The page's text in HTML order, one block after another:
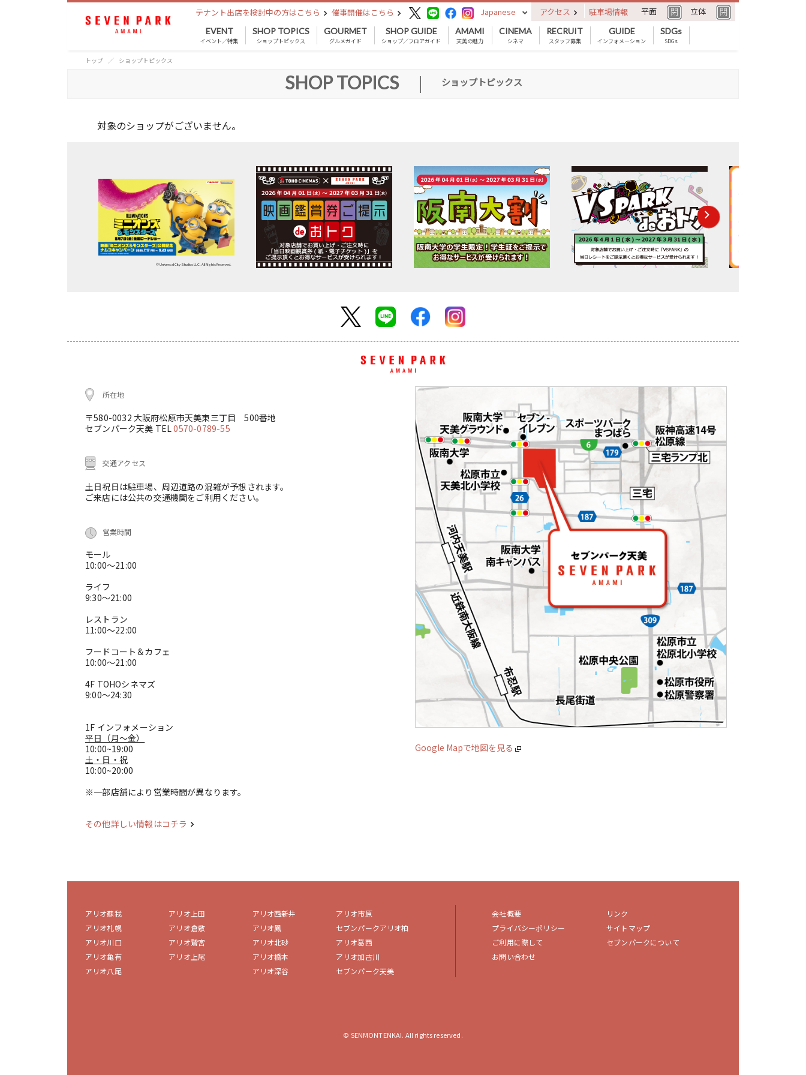
テナント出店を検討中の方はこちら 催事開催はこちら Japanese アクセス 駐車場情報 立体
平面
EVENT
イベント／特集
SHOP TOPICS
ショップトピックス
GOURMET
グルメガイド
SHOP GUIDE
ショップ／フロアガイド
AMAMI
天美の魅力
CINEMA
シネマ
RECRUIT
スタッフ募集
GUIDE
インフォメーション
SDGs
SDGs
トップ ショップトピックス
SHOP TOPICS | ショップトピックス
対象のショップがございません。
© Universal City Studios LLC. All Rights Reserved.
所在地
〒580-0032 大阪府松原市天美東三丁目 500番地
セブンパーク天美 TEL0570-0789-55
交通アクセス
土日祝日は駐車場、周辺道路の混雑が予想されます。
ご来店には公共の交通機関をご利用ください。
営業時間
モール
10:00～21:00
ライフ
9:30～21:00
レストラン
11:00～22:00
フードコート＆カフェ
10:00～21:00
4F TOHOシネマズ
9:00～24:30
1F インフォメーション
平日（月～金）
10:00~19:00
土・日・祝
10:00~20:00
※一部店舗により営業時間が異なります。
その他詳しい情報はコチラ
Google Mapで地図を見る
アリオ蘇我
アリオ札幌
アリオ川口
アリオ亀有
アリオ八尾
アリオ上田
アリオ倉敷
アリオ鷲宮
アリオ上尾
アリオ西新井
アリオ鳳
アリオ北砂
アリオ橋本
アリオ深谷
アリオ市原
セブンパークアリオ柏
アリオ葛西
アリオ加古川
セブンパーク天美
会社概要
プライバシーポリシー
ご利用に際して
お問い合わせ
リンク
サイトマップ
セブンパークについて
© SENMONTENKAI. All rights reserved.